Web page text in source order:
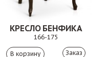
КРЕСЛО БЕНФИКА
166-175
Заказ